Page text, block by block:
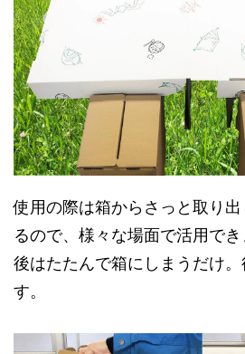
使用の際は箱からさっと取り
るので、様々な場面で活用で
後はたたんで箱にしまうだけ
す。